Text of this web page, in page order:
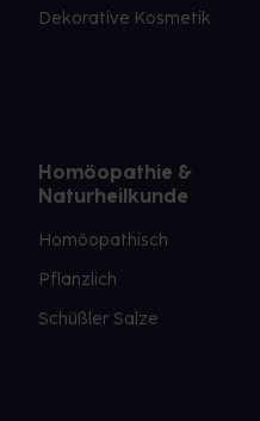
Dekorative Kosmetik
Homöopathie &
Naturheilkunde
Homöopathisch
Pflanzlich
Schüßler Salze